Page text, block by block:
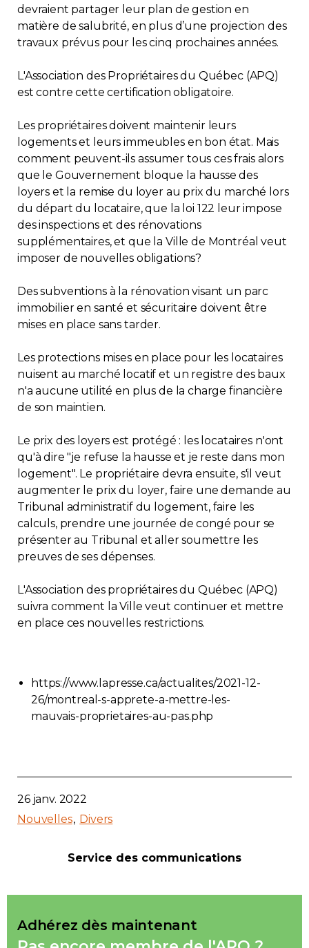
FAQ
Zone Membres
Français
Adhésion
devraient partager leur plan de gestion en
matière de salubrité, en plus d’une projection des
travaux prévus pour les cinq prochaines années.
L'Association des Propriétaires du Québec (APQ)
est contre cette certification obligatoire.
Les propriétaires doivent maintenir leurs
logements et leurs immeubles en bon état. Mais
comment peuvent-ils assumer tous ces frais alors
que le Gouvernement bloque la hausse des
loyers et la remise du loyer au prix du marché lors
du départ du locataire, que la loi 122 leur impose
des inspections et des rénovations
supplémentaires, et que la Ville de Montréal veut
imposer de nouvelles obligations?
Des subventions à la rénovation visant un parc
immobilier en santé et sécuritaire doivent être
mises en place sans tarder.
Les protections mises en place pour les locataires
nuisent au marché locatif et un registre des baux
n'a aucune utilité en plus de la charge financière
de son maintien.
Le prix des loyers est protégé : les locataires n'ont
qu'à dire "je refuse la hausse et je reste dans mon
logement". Le propriétaire devra ensuite, s'il veut
augmenter le prix du loyer, faire une demande au
Tribunal administratif du logement, faire les
calculs, prendre une journée de congé pour se
présenter au Tribunal et aller soumettre les
preuves de ses dépenses.
L'Association des propriétaires du Québec (APQ)
suivra comment la Ville veut continuer et mettre
en place ces nouvelles restrictions.
https://www.lapresse.ca/actualites/2021-12-
26/montreal-s-apprete-a-mettre-les-
mauvais-proprietaires-au-pas.php
26 janv. 2022
Nouvelles Divers
Service des communications
Adhérez dès maintenant